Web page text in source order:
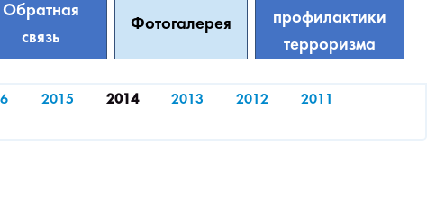
Обратная
связь
Фотогалерея
профилактики
терроризма
2015 2014 2013 2012
2011